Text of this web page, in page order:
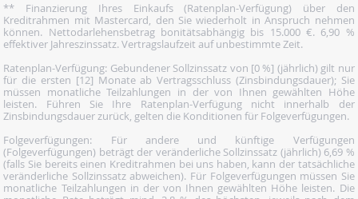
** Finanzierung Ihres Einkaufs (Ratenplan-Verfügung) über den
Kreditrahmen mit Mastercard, den Sie wiederholt in Anspruch nehmen
können. Nettodarlehensbetrag bonitätsabhängig bis 15.000 €. 6,90 %
effektiver Jahreszinssatz. Vertragslaufzeit auf unbestimmte Zeit.
Ratenplan-Verfügung: Gebundener Sollzinssatz von [0 %] (jährlich) gilt nur
für die ersten [12] Monate ab Vertragsschluss (Zinsbindungsdauer); Sie
müssen monatliche Teilzahlungen in der von Ihnen gewählten Höhe
leisten. Führen Sie Ihre Ratenplan-Verfügung nicht innerhalb der
Zinsbindungsdauer zurück, gelten die Konditionen für Folgeverfügungen.
Folgeverfügungen: Für andere und künftige Verfügungen
(Folgeverfügungen) beträgt der veränderliche Sollzinssatz (jährlich) 6,69 %
(falls Sie bereits einen Kreditrahmen bei uns haben, kann der tatsächliche
veränderliche Sollzinssatz abweichen). Für Folgeverfügungen müssen Sie
monatliche Teilzahlungen in der von Ihnen gewählten Höhe leisten. Die